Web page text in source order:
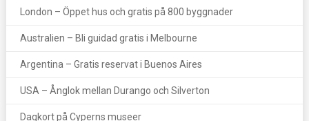
London – Öppet hus och gratis på 800 byggnader
Australien – Bli guidad gratis i Melbourne
Argentina – Gratis reservat i Buenos Aires
USA – Ånglok mellan Durango och Silverton
Dagkort på Cyperns museer